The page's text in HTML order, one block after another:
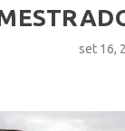
set 16,